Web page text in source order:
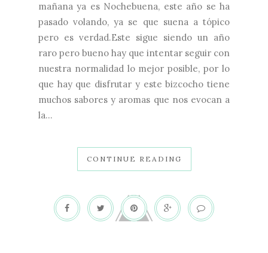
mañana ya es Nochebuena, este año se ha
pasado volando, ya se que suena a tópico
pero es verdad.Este sigue siendo un año
raro pero bueno hay que intentar seguir con
nuestra normalidad lo mejor posible, por lo
que hay que disfrutar y este bizcocho tiene
muchos sabores y aromas que nos evocan a
la...
CONTINUE READING